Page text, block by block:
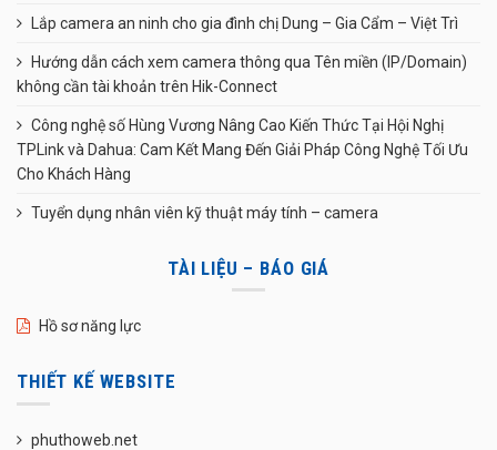
Lắp camera an ninh cho gia đình chị Dung – Gia Cẩm – Việt Trì
Hướng dẫn cách xem camera thông qua Tên miền (IP/Domain)
không cần tài khoản trên Hik-Connect
Công nghệ số Hùng Vương Nâng Cao Kiến Thức Tại Hội Nghị
TPLink và Dahua: Cam Kết Mang Đến Giải Pháp Công Nghệ Tối Ưu
Cho Khách Hàng
Tuyển dụng nhân viên kỹ thuật máy tính – camera
TÀI LIỆU – BÁO GIÁ
Hồ sơ năng lực
THIẾT KẾ WEBSITE
phuthoweb.net